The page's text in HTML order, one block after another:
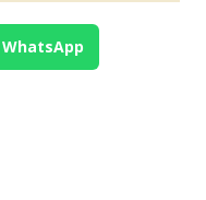
WhatsApp